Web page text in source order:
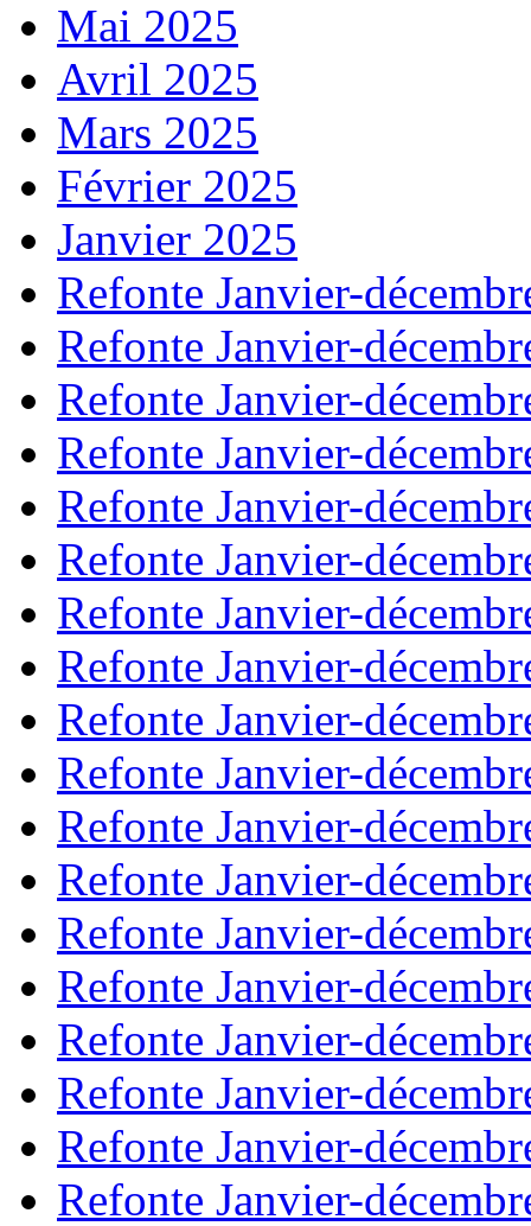
Mai 2025
Avril 2025
Mars 2025
Février 2025
Janvier 2025
Refonte Janvier-
Refonte Janvier-
Refonte Janvier-
Refonte Janvier-
Refonte Janvier-
Refonte Janvier-
Refonte Janvier-
Refonte Janvier-
Refonte Janvier-
Refonte Janvier-
Refonte Janvier-
Refonte Janvier-
Refonte Janvier-
Refonte Janvier-
Refonte Janvier-
Refonte Janvier-
Refonte Janvier-
Refonte Janvier-